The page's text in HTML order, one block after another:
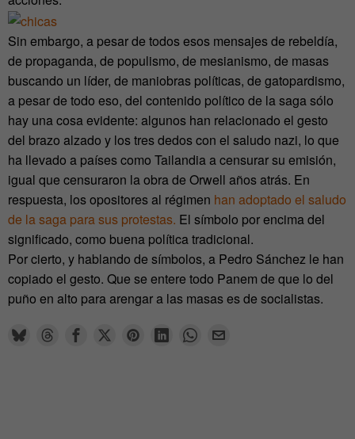
Sin embargo, a pesar de todos esos mensajes de rebeldía,
de propaganda, de populismo, de mesianismo, de masas
buscando un líder, de maniobras políticas, de gatopardismo,
a pesar de todo eso, del contenido político de la saga sólo
hay una cosa evidente: algunos han relacionado el gesto
del brazo alzado y los tres dedos con el saludo nazi, lo que
ha llevado a países como Tailandia a censurar su emisión,
igual que censuraron la obra de Orwell años atrás. En
respuesta, los opositores al régimen han adoptado el saludo
de la saga para sus protestas. El símbolo por encima del
significado, como buena política tradicional.
Por cierto, y hablando de símbolos, a Pedro Sánchez le han
copiado el gesto. Que se entere todo Panem de que lo del
puño en alto para arengar a las masas es de socialistas.